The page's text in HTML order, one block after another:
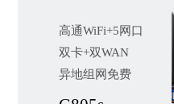
高通WiFi+5网口
双卡+双WAN
异地组网免费